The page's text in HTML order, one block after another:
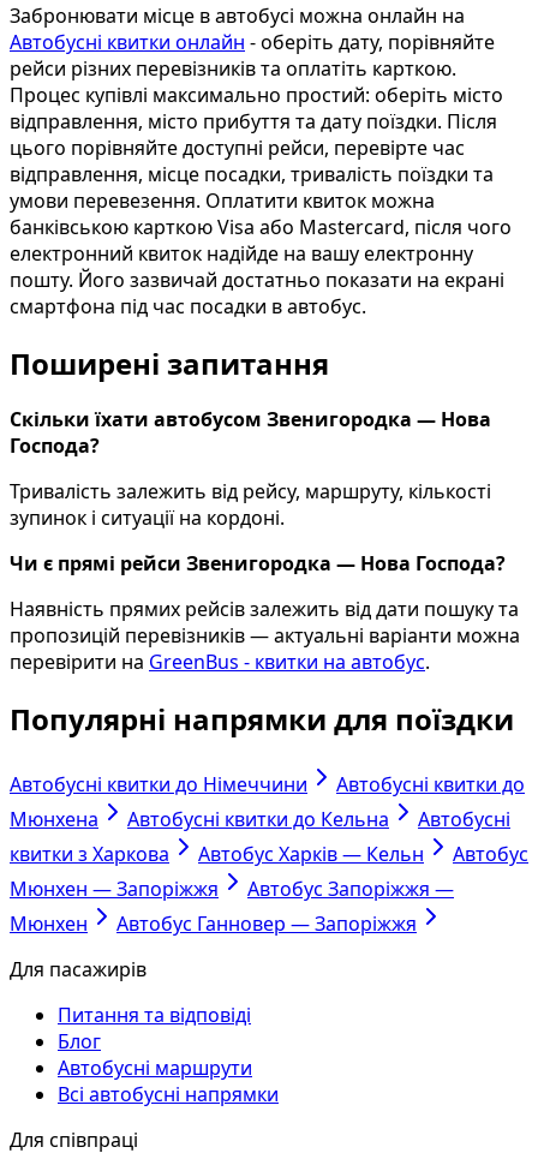
Забронювати місце в автобусі можна онлайн на
Автобусні квитки онлайн - оберіть дату, порівняйте
рейси різних перевізників та оплатіть карткою.
Процес купівлі максимально простий: оберіть місто
відправлення, місто прибуття та дату поїздки. Після
цього порівняйте доступні рейси, перевірте час
відправлення, місце посадки, тривалість поїздки та
умови перевезення. Оплатити квиток можна
банківською карткою Visa або Mastercard, після чого
електронний квиток надійде на вашу електронну
пошту. Його зазвичай достатньо показати на екрані
смартфона під час посадки в автобус.
Поширені запитання
Скільки їхати автобусом Звенигородка — Нова
Господа?
Тривалість залежить від рейсу, маршруту, кількості
зупинок і ситуації на кордоні.
Чи є прямі рейси Звенигородка — Нова Господа?
Наявність прямих рейсів залежить від дати пошуку та
пропозицій перевізників — актуальні варіанти можна
перевірити на GreenBus - квитки на автобус.
Популярні напрямки для поїздки
Автобусні квитки до Німеччини
Автобусні квитки до
Мюнхена
Автобусні квитки до Кельна
Автобусні
квитки з Харкова
Автобус Харків — Кельн
Автобус
Мюнхен — Запоріжжя
Автобус Запоріжжя —
Мюнхен
Автобус Ганновер — Запоріжжя
Для пасажирів
Питання та відповіді
Блог
Автобусні маршрути
Всі автобусні напрямки
Для співпраці